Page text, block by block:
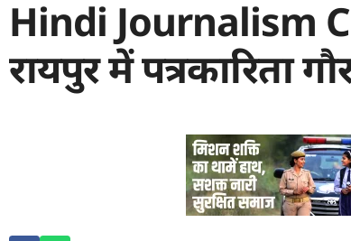
Hindi Journalism
रायपुर में पत्रकारिता